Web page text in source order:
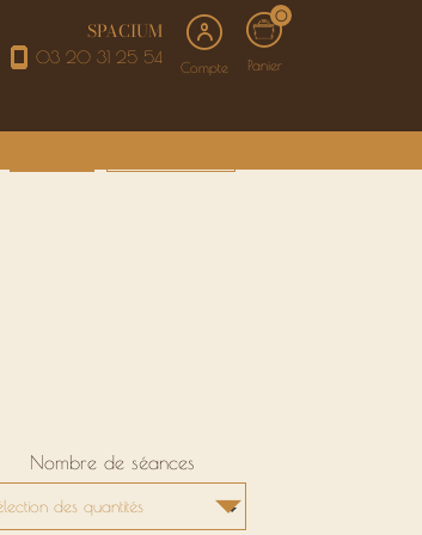
SPACIUM
03 20 31 25 54 Compte
0
Panier
Nombre de séances